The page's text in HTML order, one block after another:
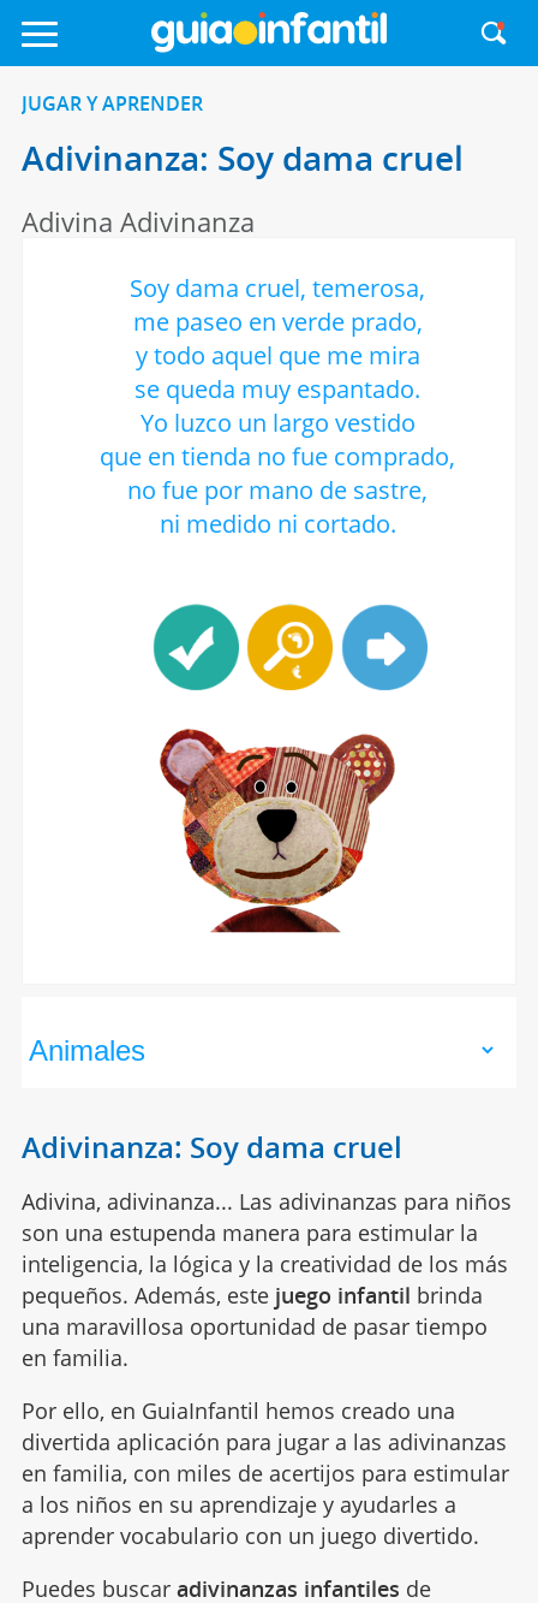
JUGAR Y APRENDER
Adivinanza: Soy dama cruel
Adivina Adivinanza
Soy dama cruel, temerosa,
me paseo en verde prado,
y todo aquel que me mira
se queda muy espantado.
Yo luzco un largo vestido
que en tienda no fue comprado,
no fue por mano de sastre,
ni medido ni cortado.
Adivinanza: Soy dama cruel
Adivina, adivinanza... Las adivinanzas para niños
son una estupenda manera para estimular la
inteligencia, la lógica y la creatividad de los más
pequeños. Además, este juego infantil brinda
una maravillosa oportunidad de pasar tiempo
en familia.
Por ello, en GuiaInfantil hemos creado una
divertida aplicación para jugar a las adivinanzas
en familia, con miles de acertijos para estimular
a los niños en su aprendizaje y ayudarles a
aprender vocabulario con un juego divertido.
Puedes buscar adivinanzas infantiles de